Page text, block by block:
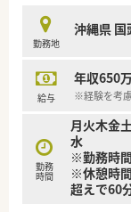
～15:00を
す。
■産休育休
■年間の有
務できる環
■担当マネ
ンを可視化
す。
勤務地
沖縄県 国
給与
年収650
※経験を考慮
勤務
時間
月火木金
水
※勤務時
※休憩時
超えで60